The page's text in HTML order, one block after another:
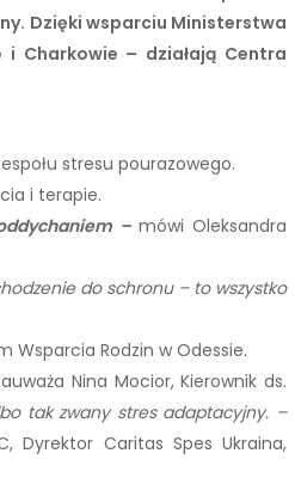
Dzięki wsparciu Ministerstwa
Charkowie – działają Centra
stresu pourazowego.
i terapie.
– mówi Oleksandra
do schronu – to wszystko
Wsparcia Rodzin w Odessie.
Nina Mocior, Kierownik ds.
tak zwany stres adaptacyjny. –
Dyrektor Caritas Spes Ukraina,